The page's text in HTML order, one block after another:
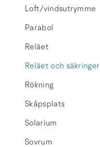
Loft/vindsutrymme
Parabol
Reläet
Reläet och säkringer
Rökning
Skåpsplats
Solarium
Sovrum